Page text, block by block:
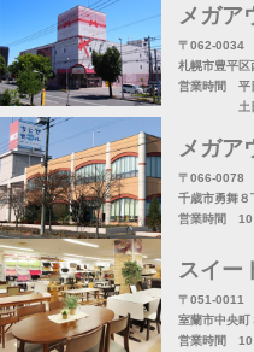
メガア
〒062-0034
札幌市豊平区
営業時間 平
土日祝
メガア
〒066-0078
千歳市勇舞８
営業時間
スイー
〒051-0011
室蘭市中央
営業時間